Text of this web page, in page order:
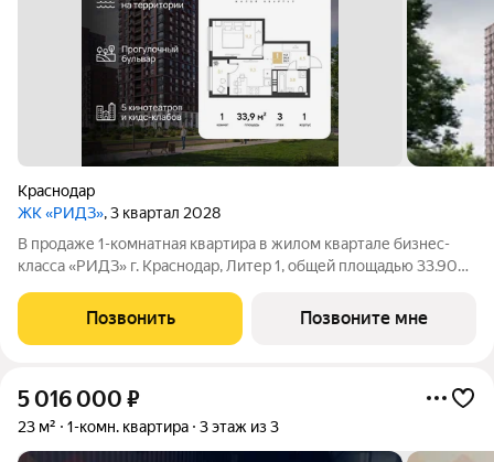
Краснодар
ЖК «РИДЗ», 3 квартал 2028
В продаже 1-комнатная квартира в жилом квартале бизнес-
класса «РИДЗ» г. Краснодар, Литер 1, общей площадью 33.90
объявлении пример отделки от застройщика. Приобретается
отдельно и не входит в
Позвонить Позвоните мне
5 016 000 ₽
23 м² 1-комн. квартира 3 этаж из 3